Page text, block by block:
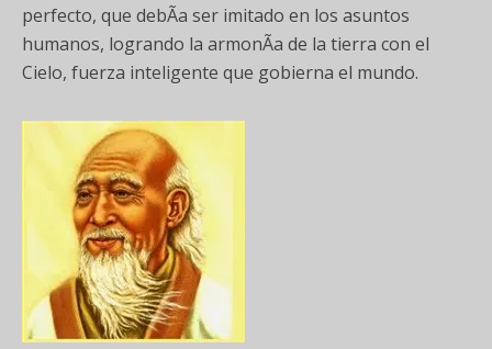
perfecto, que debÃ­a ser imitado en los asuntos
humanos, logrando la armonÃ­a de la tierra con el
Cielo, fuerza inteligente que gobierna el mundo.